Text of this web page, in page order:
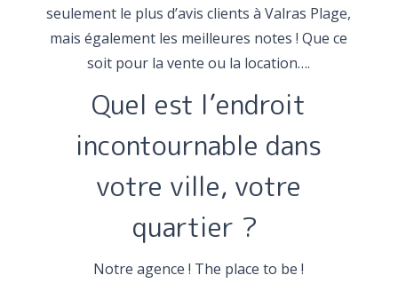
seulement le plus d’avis clients à Valras Plage,
mais également les meilleures notes ! Que ce
soit pour la vente ou la location….
Quel est l’endroit
incontournable dans
votre ville, votre
quartier ?
Notre agence ! The place to be !